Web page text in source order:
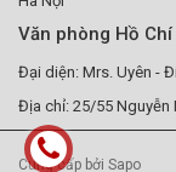
Văn phòng Hồ
Đại diện: Mrs. Uyên -
Địa chỉ: 25/55 Nguyễn
Cung cấp bởi Sapo